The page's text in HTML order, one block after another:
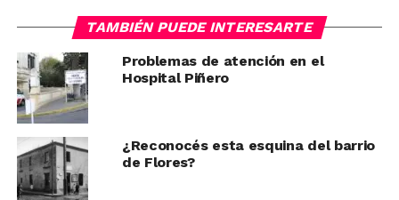
TAMBIÉN PUEDE INTERESARTE
Problemas de atención en el
Hospital Piñero
¿Reconocés esta esquina del barrio
de Flores?